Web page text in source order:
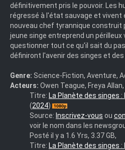
définitivement pris le pouvoir. Les
régressé à l'état sauvage et vivent
nouveau chef tyrannique construit
jeune singe entreprend un périlleux
questionner tout ce qu'il sait du
définiront l'avenir des singes et des
Genre: Science-Fiction, Aventure,
Acteurs: Owen Teague, Freya
{edition-
Cut}.BluRay.DDP.5.1.10bit.H.265-
Titre: La Planète des singes :
(2024)
Source: Inscrivez-vous ou
voir le nom dans les
Posté il y a 1.6 Yrs, 3.37 GB,
Titre: La Planète des singes :